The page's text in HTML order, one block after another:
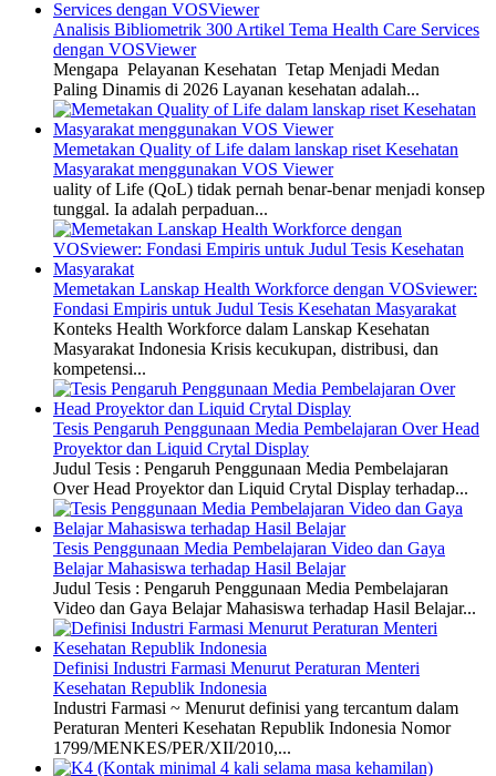
Analisis Bibliometrik 300 Artikel Tema Health Care Services
dengan VOSViewer
Mengapa Pelayanan Kesehatan Tetap Menjadi Medan
Paling Dinamis di 2026 Layanan kesehatan adalah...
Memetakan Quality of Life dalam lanskap riset Kesehatan
Masyarakat menggunakan VOS Viewer
uality of Life (QoL) tidak pernah benar-benar menjadi konsep
tunggal. Ia adalah perpaduan...
Memetakan Lanskap Health Workforce dengan VOSviewer:
Fondasi Empiris untuk Judul Tesis Kesehatan Masyarakat
Konteks Health Workforce dalam Lanskap Kesehatan
Masyarakat Indonesia Krisis kecukupan, distribusi, dan
kompetensi...
Tesis Pengaruh Penggunaan Media Pembelajaran Over Head
Proyektor dan Liquid Crytal Display
Judul Tesis : Pengaruh Penggunaan Media Pembelajaran
Over Head Proyektor dan Liquid Crytal Display terhadap...
Tesis Penggunaan Media Pembelajaran Video dan Gaya
Belajar Mahasiswa terhadap Hasil Belajar
Judul Tesis : Pengaruh Penggunaan Media Pembelajaran
Video dan Gaya Belajar Mahasiswa terhadap Hasil Belajar...
Definisi Industri Farmasi Menurut Peraturan Menteri
Kesehatan Republik Indonesia
Industri Farmasi ~ Menurut definisi yang tercantum dalam
Peraturan Menteri Kesehatan Republik Indonesia Nomor
1799/MENKES/PER/XII/2010,...